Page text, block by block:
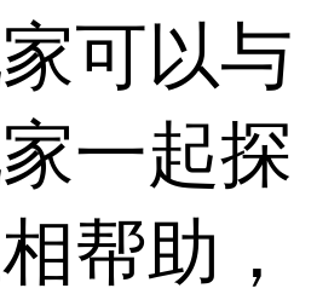
可以与
一起探
帮助，